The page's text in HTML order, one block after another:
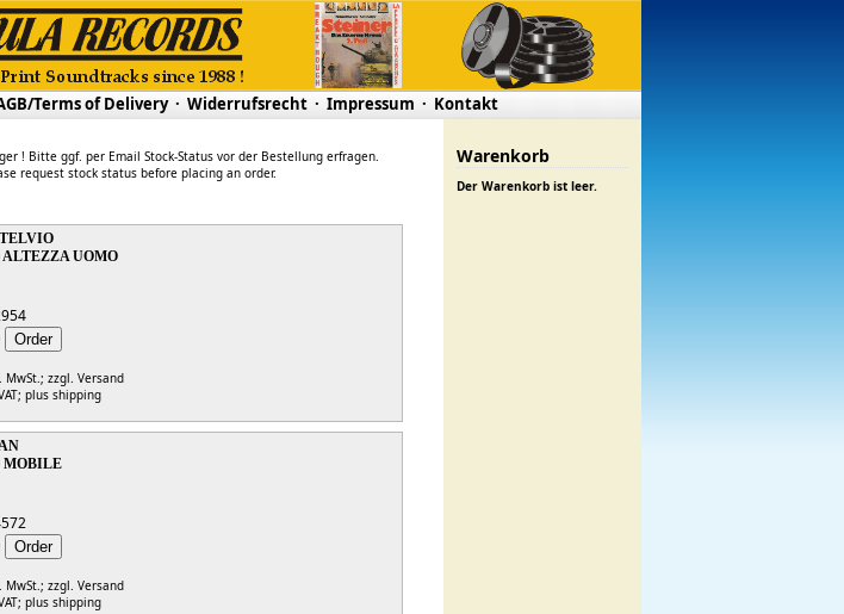
Terms of Delivery· Widerrufsrecht· Impressum · Kontakt
! Bitte ggf. per Email Stock-Status vor der Bestellung erfragen.
request stock status before placing an order.
UOMO
MwSt.; zzgl. Versand
plus shipping
MOBILE
MwSt.; zzgl. Versand
plus shipping
Warenkorb
Der Warenkorb ist leer.